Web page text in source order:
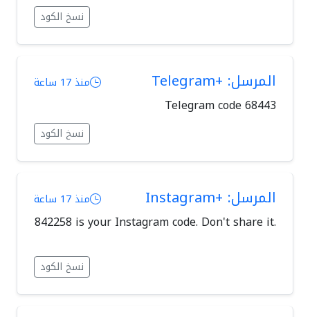
نسخ الكود
المرسل: +Telegram منذ 17 ساعة
Telegram code 68443
نسخ الكود
المرسل: +Instagram منذ 17 ساعة
‎842258 is your Instagram code. Don't share it.
نسخ الكود